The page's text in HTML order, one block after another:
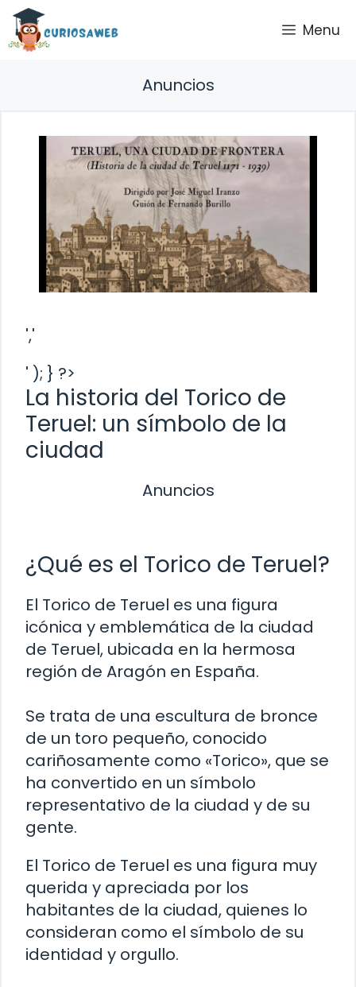
Saltar
contenido
Menu
Anuncios
','
' ); } ?>
La historia del Torico de
Teruel: un símbolo de la
ciudad
Anuncios
¿Qué es el Torico de Teruel?
El Torico de Teruel es una figura
icónica y emblemática de la ciudad
de Teruel, ubicada en la hermosa
región de Aragón en España.
Se trata de una escultura de bronce
de un toro pequeño, conocido
cariñosamente como «Torico», que se
ha convertido en un símbolo
representativo de la ciudad y de su
gente.
El Torico de Teruel es una figura muy
querida y apreciada por los
habitantes de la ciudad, quienes lo
consideran como el símbolo de su
identidad y orgullo.